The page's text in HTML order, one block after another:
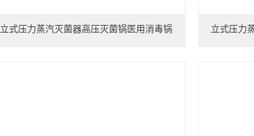
立式压力蒸汽灭菌器高压灭菌锅医用消毒锅 立式压力